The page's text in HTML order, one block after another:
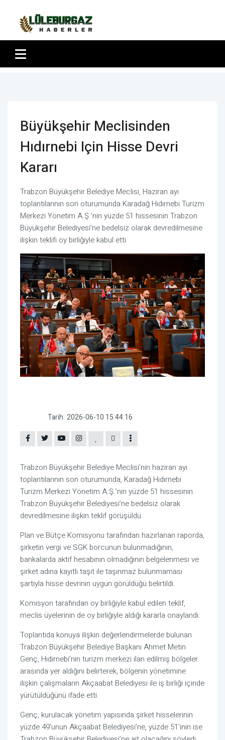
Büyükşehir Meclisinden
Hıdırnebi Için Hisse Devri
Kararı
Trabzon Büyükşehir Belediye Meclisi, Haziran ayı
toplantılarının son oturumunda Karadağ Hıdırnebi Turizm
Merkezi Yönetim A.Ş.’nin yüzde 51 hissesinin Trabzon
Büyükşehir Belediyesi’ne bedelsiz olarak devredilmesine
ilişkin teklifi oy birliğiyle kabul etti
Tarih: 2026-06-10 15:44:16
Trabzon Büyükşehir Belediye Meclisi’nin haziran ayı
toplantılarının son oturumunda, Karadağ Hıdırnebi
Turizm Merkezi Yönetim A.Ş.’nin yüzde 51 hissesinin
Trabzon Büyükşehir Belediyesi’ne bedelsiz olarak
devredilmesine ilişkin teklif görüşüldü.
Plan ve Bütçe Komisyonu tarafından hazırlanan raporda,
şirketin vergi ve SGK borcunun bulunmadığının,
bankalarda aktif hesabının olmadığının belgelenmesi ve
şirket adına kayıtlı taşıt ile taşınmaz bulunmaması
şartıyla hisse devrinin uygun görüldüğü belirtildi.
Komisyon tarafından oy birliğiyle kabul edilen teklif,
meclis üyelerinin de oy birliğiyle aldığı kararla onaylandı.
Toplantıda konuya ilişkin değerlendirmelerde bulunan
Trabzon Büyükşehir Belediye Başkanı Ahmet Metin
Genç, Hıdırnebi’nin turizm merkezi ilan edilmiş bölgeler
arasında yer aldığını belirterek, bölgenin yönetimine
ilişkin çalışmaların Akçaabat Belediyesi ile iş birliği içinde
yürütüldüğünü ifade etti.
Genç, kurulacak yönetim yapısında şirket hisselerinin
yüzde 49’unun Akçaabat Belediyesi’ne, yüzde 51’inin ise